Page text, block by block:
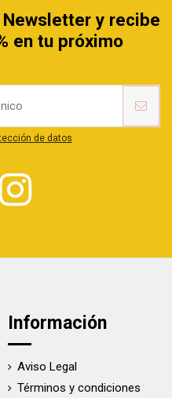
y recibe
en tu próximo
de datos
Información
Aviso Legal
Términos y condiciones